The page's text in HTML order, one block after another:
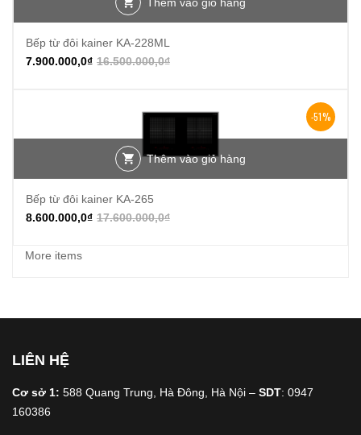
Thêm vào giỏ hàng
Bếp từ đôi kainer KA-228ML
16.500.000,0₫
7.900.000,0₫
-51%
Thêm vào giỏ hàng
Bếp từ đôi kainer KA-265
17.600.000,0₫
8.600.000,0₫
More items
LIÊN HỆ
Cơ sở 1: 588 Quang Trung, Hà Đông, Hà Nội – SDT: 0947
160386